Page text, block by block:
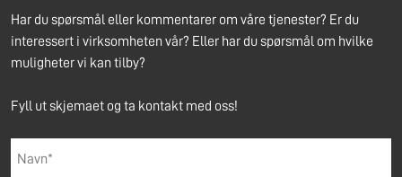
Har du spørsmål eller kommentarer om våre tjenester? Er du
interessert i virksomheten vår? Eller har du spørsmål om hvilke
muligheter vi kan tilby?
Fyll ut skjemaet og ta kontakt med oss!